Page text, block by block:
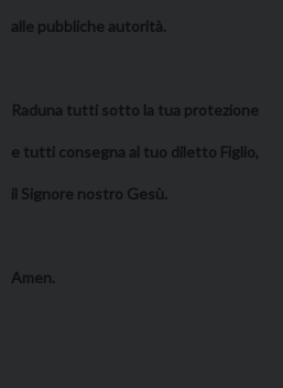
alle pubbliche autorità.
Raduna tutti sotto la tua protezione
e tutti consegna al tuo diletto Figlio,
il Signore nostro Gesù.
Amen.